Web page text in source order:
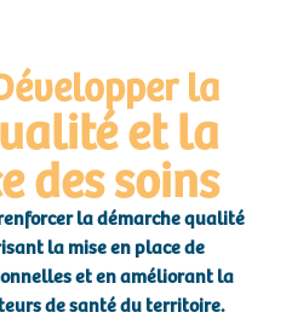
la
et la
des soins
la démarche qualité
la mise en place de
et en améliorant la
de santé du territoire.